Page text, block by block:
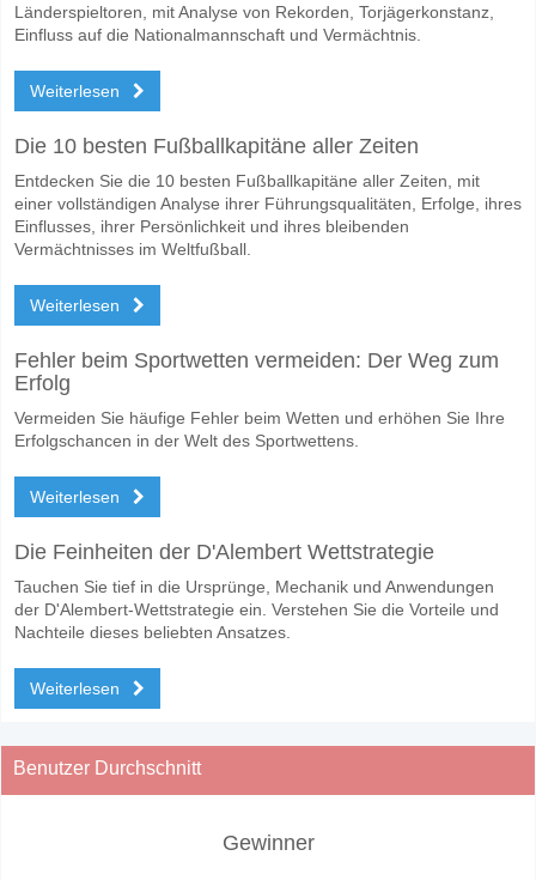
Länderspieltoren, mit Analyse von Rekorden, Torjägerkonstanz,
Einfluss auf die Nationalmannschaft und Vermächtnis.
Weiterlesen
Die 10 besten Fußballkapitäne aller Zeiten
Entdecken Sie die 10 besten Fußballkapitäne aller Zeiten, mit
einer vollständigen Analyse ihrer Führungsqualitäten, Erfolge, ihres
Einflusses, ihrer Persönlichkeit und ihres bleibenden
Vermächtnisses im Weltfußball.
Weiterlesen
Fehler beim Sportwetten vermeiden: Der Weg zum
Erfolg
Vermeiden Sie häufige Fehler beim Wetten und erhöhen Sie Ihre
Erfolgschancen in der Welt des Sportwettens.
Weiterlesen
Die Feinheiten der D'Alembert Wettstrategie
Tauchen Sie tief in die Ursprünge, Mechanik und Anwendungen
der D'Alembert-Wettstrategie ein. Verstehen Sie die Vorteile und
Nachteile dieses beliebten Ansatzes.
Weiterlesen
Benutzer Durchschnitt
Gewinner